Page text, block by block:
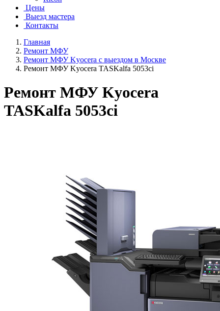
Цены
Выезд мастера
Контакты
Главная
Ремонт МФУ
Ремонт МФУ Kyocera с выездом в Москве
Ремонт МФУ Kyocera TASKalfa 5053ci
Ремонт МФУ Kyocera
TASKalfa 5053ci